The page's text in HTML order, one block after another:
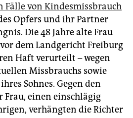
Fälle von Kindesmissbrauch
Opfers und ihr Partner
Die 48 Jahre alte Frau
dem Landgericht Freiburg
Haft verurteilt – wegen
Missbrauchs sowie
Sohnes. Gegen den
Frau, einen einschlägig
verhängten die Richter